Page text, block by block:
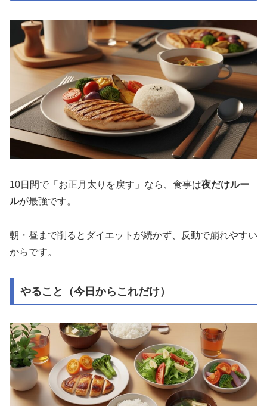
10日間で「お正月太りを戻す」なら、食事は夜だけルー
ルが最強です。
朝・昼まで削るとダイエットが続かず、反動で崩れやすい
からです。
やること（今日からこれだけ）